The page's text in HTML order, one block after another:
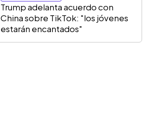
Trump adelanta acuerdo con
China sobre TikTok: "los jóvenes
estarán encantados"